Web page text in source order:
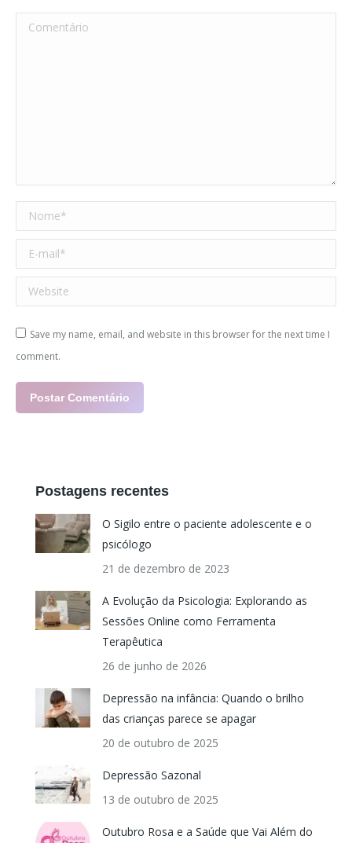
Comentário
Nome *
E-mail *
Website
Save my name, email, and website in this browser for the next time I
comment.
Postar Comentário
Postagens recentes
O Sigilo entre o paciente adolescente e o
psicólogo
21 de dezembro de 2023
A Evolução da Psicologia: Explorando as
Sessões Online como Ferramenta
Terapêutica
26 de junho de 2026
Depressão na infância: Quando o brilho
das crianças parece se apagar
20 de outubro de 2025
Depressão Sazonal
13 de outubro de 2025
Outubro Rosa e a Saúde que Vai Além do